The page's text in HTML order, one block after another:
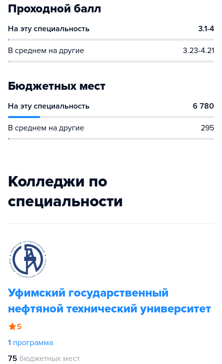
Проходной балл
На эту специальность 3.1-4
В среднем на другие 3.23-4.21
Бюджетных мест
На эту специальность 6 780
В среднем на другие 295
Колледжи по
специальности
Уфимский государственный
нефтяной технический университет
5
1 программа
75 бюджетных мест